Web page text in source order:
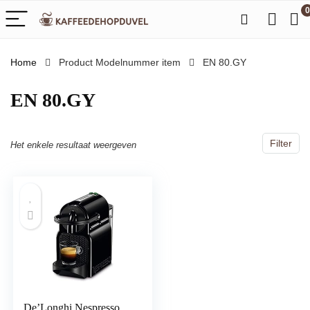
0
Home Product Modelnummer item ‎EN 80.GY
‎EN 80.GY
Filter
Het enkele resultaat weergeven
De’Longhi Nespresso